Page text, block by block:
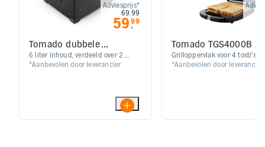
Adviesprijs*
69.99
59.99
Tomado dubbele
frituurpan TDF6001B
​​​​6 liter inhoud, verdeeld over 2
pannen | Koude zone technologie |
*Aanbevolen door leverancier
Tomado TGS4000B XL
Tosti ijzer 4 tosti's
Grilloppervlak voor 4 tosti’s
panini’s / Snelle opwarmtijd
*Aanbevolen door leverancier